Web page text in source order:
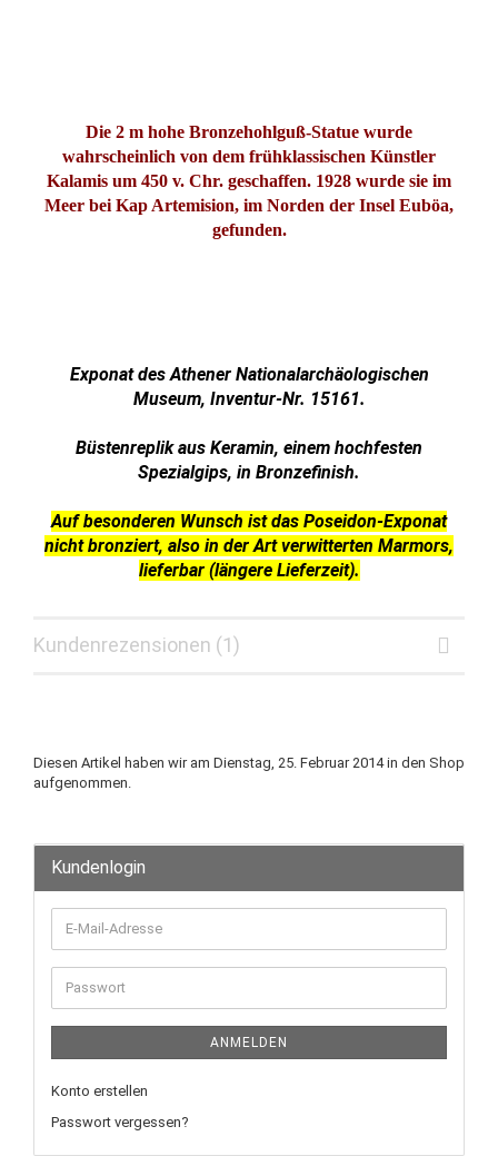
Die 2 m hohe Bronzehohlguß-Statue wurde
wahrscheinlich von dem frühklassischen Künstler
Kalamis um 450 v. Chr. geschaffen. 1928 wurde sie im
Meer bei Kap Artemision, im Norden der Insel Euböa,
gefunden.
Exponat des Athener Nationalarchäologischen
Museum, Inventur-Nr. 15161.
Büstenreplik aus Keramin, einem hochfesten
Spezialgips, in Bronzefinish.
Auf besonderen Wunsch ist das Poseidon-Exponat
nicht bronziert, also in der Art verwitterten Marmors,
lieferbar (längere Lieferzeit).
Kundenrezensionen (1)
Diesen Artikel haben wir am Dienstag, 25. Februar 2014 in den Shop
aufgenommen.
Kundenlogin
ANMELDEN
Konto erstellen
Passwort vergessen?